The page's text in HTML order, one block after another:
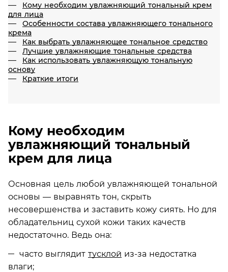
Кому необходим увлажняющий тональный крем
для лица
Особенности состава увлажняющего тонального
крема
Как выбрать увлажняющее тональное средство
Лучшие увлажняющие тональные средства
Как использовать увлажняющую тональную
основу
Краткие итоги
Кому необходим
увлажняющий тональный
крем для лица
Основная цель любой увлажняющей тональной
основы — выравнять тон, скрыть
несовершенства и заставить кожу сиять. Но для
обладательниц сухой кожи таких качеств
недостаточно. Ведь она:
часто выглядит тусклой из-за недостатка
влаги;